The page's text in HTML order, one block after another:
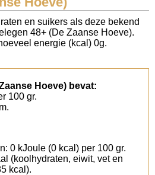
en suikers als deze bekend
48+ (De Zaanse Hoeve).
energie (kcal) 0g.
Hoeve) bevat:
100 gr.
0 kJoule (0 kcal) per 100 gr.
(koolhydraten, eiwit, vet en
kcal).